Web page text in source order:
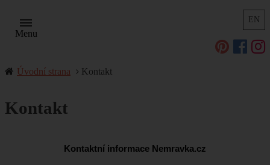
EN
Menu
Úvodní strana Kontakt
Kontakt
Kontaktní informace Nemravka.cz